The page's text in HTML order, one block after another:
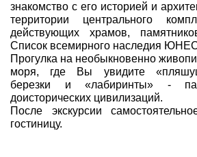
знакомство с его историей и
территории центрального
действующих храмов,
Список всемирного наследия
Прогулка на необыкновенно
моря, где Вы увидите
березки и «лабиринты» -
доисторических цивилизаций.
После экскурсии
гостиницу.